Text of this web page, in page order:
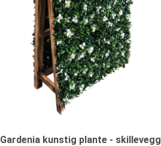
Gardenia kunstig plante - skillevegg